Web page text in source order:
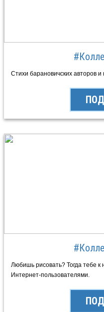
Стихи барановичских авторов
Любишь рисовать? Тогда тебе
Интернет-пользователями.